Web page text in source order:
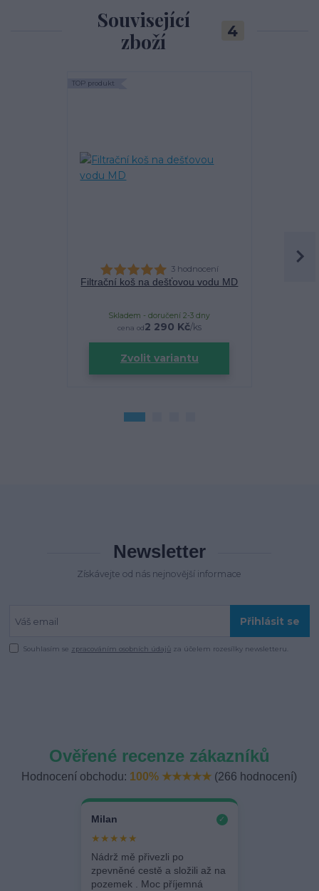
Související
zboží
4
TOP produkt
3 hodnocení
Filtrační koš na dešťovou vodu MD
cena od2 290 Kč/ks
Skladem - doručení 2-3 dny
Zvolit variantu
Newsletter
Získávejte od nás nejnovější informace
Přihlásit se
Souhlasím se zpracováním osobních údajů za účelem rozesílky newsletteru.
Ověřené recenze zákazníků
Hodnocení obchodu: 100% ★★★★★ (266 hodnocení)
Milan ✓
★★★★★
Nádrž mě přivezli po
zpevněné cestě a složili až na
pozemek . Moc příjemná